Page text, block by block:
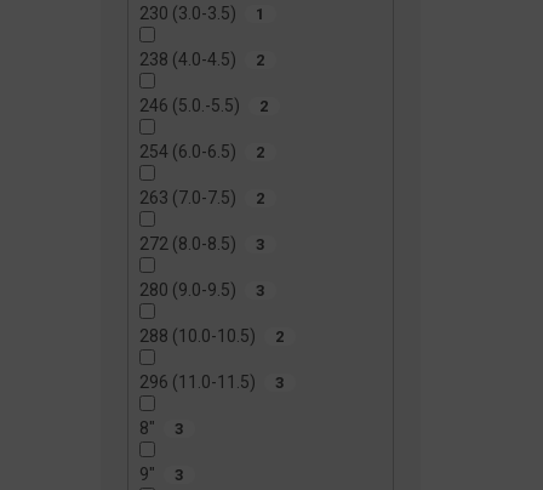
230 (3.0-3.5) 1
238 (4.0-4.5) 2
246 (5.0.-5.5) 2
254 (6.0-6.5) 2
263 (7.0-7.5) 2
272 (8.0-8.5) 3
280 (9.0-9.5) 3
288 (10.0-10.5) 2
296 (11.0-11.5) 3
8" 3
9" 3